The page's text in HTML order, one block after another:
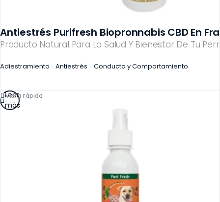
Producto Natural Para La Salud Y Bienestar De Tu
Antiestrés Purifresh Biopronnabis CBD En
Adiestramiento Antiestrés Conducta y Comportamiento
Vista rápida
Leer
más